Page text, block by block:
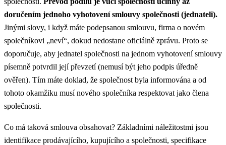
doručením jednoho vyhotovení smlouvy společnosti (jednateli).
Jinými slovy, i když máte podepsanou smlouvu, firma o novém
společníkovi „neví“, dokud nedostane oficiálně zprávu. Proto se
doporučuje, aby jednatel společnosti na jednom vyhotovení smlouvy
písemně potvrdil její převzetí (nemusí být jeho podpis úředně
ověřen). Tím máte doklad, že společnost byla informována a od
tohoto okamžiku musí nového společníka respektovat jako člena
společnosti.
Co má taková smlouva obsahovat? Základními náležitostmi jsou
identifikace prodávajícího, kupujícího a společnosti, specifikace